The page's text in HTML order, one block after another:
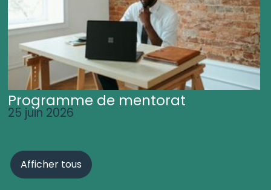
Programme de mentorat
25 juin 2026
Afficher tous